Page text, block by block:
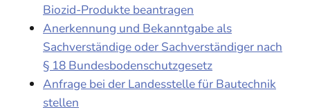
Biozid-Produkte beantragen
Anerkennung und Bekanntgabe als
Sachverständige oder Sachverständiger nach
§ 18 Bundesbodenschutzgesetz
Anfrage bei der Landesstelle für Bautechnik
stellen